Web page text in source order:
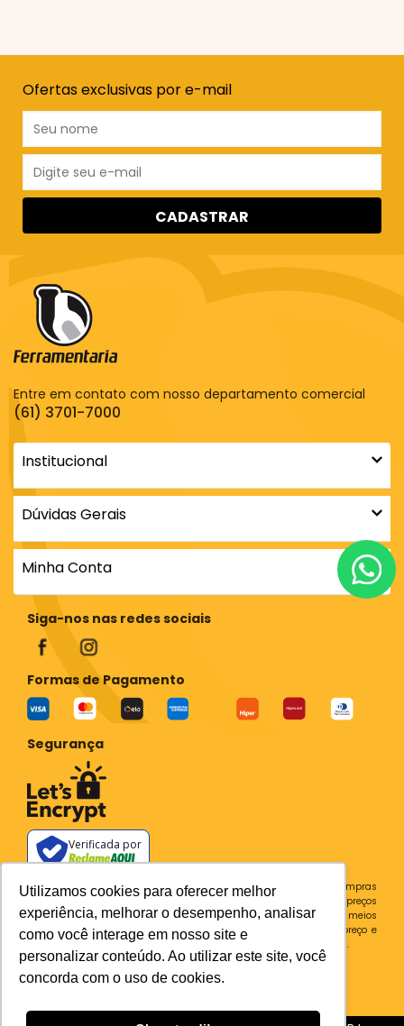
Utilizamos cookies para oferecer melhor
experiência, melhorar o desempenho, analisar
como você interage em nosso site e
personalizar conteúdo. Ao utilizar este site, você
concorda com o uso de cookies.
Ofertas exclusivas por e-mail
CADASTRAR
Entre em contato com nosso departamento comercial
(61) 3701-7000
Institucional
Dúvidas Gerais
Minha Conta
Siga-nos nas redes sociais
Formas de Pagamento
Segurança
Verificada por
Todos os preços e condições deste site são válidos apenas para compras
no site e não se aplicam a Loja Física. Destacamos que os preços
previstos no site prevalecem aos demais anunciados em outros meios
de comunicação e sites de buscas. Em caso de divergência do preço e
condições no site, o valor válido é sempre o do carrinho de compras.
Plataforma